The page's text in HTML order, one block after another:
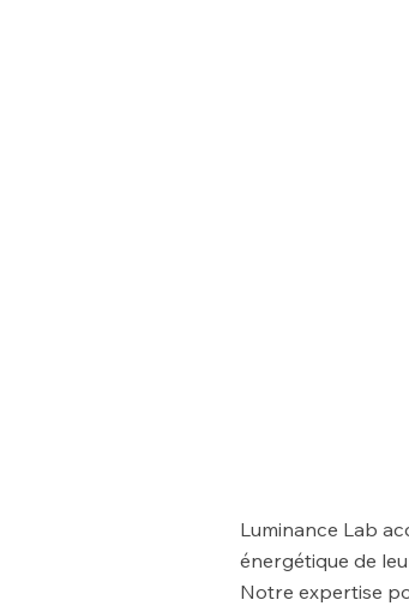
Luminance Lab
énergétique de
Notre expertise